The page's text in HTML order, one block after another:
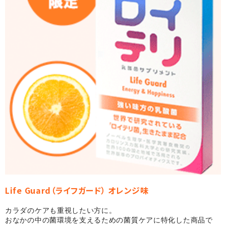
Life Guard（ライフガード） オレンジ味
カラダのケアも重視したい方に。
おなかの中の菌環境を支えるための菌質ケアに特化した商品で